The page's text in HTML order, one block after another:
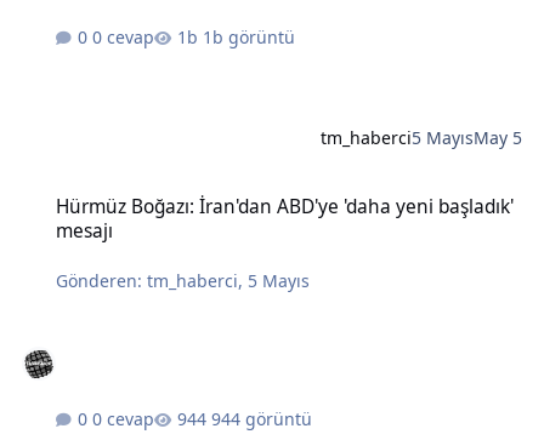
0 cevap 1b görüntü
tm_haberci5 MayısMay 5
Hürmüz Boğazı: İran'dan ABD'ye 'daha yeni başladık'
mesajı
Gönderen:tm_haberci, 5 Mayıs
0 cevap 944 görüntü